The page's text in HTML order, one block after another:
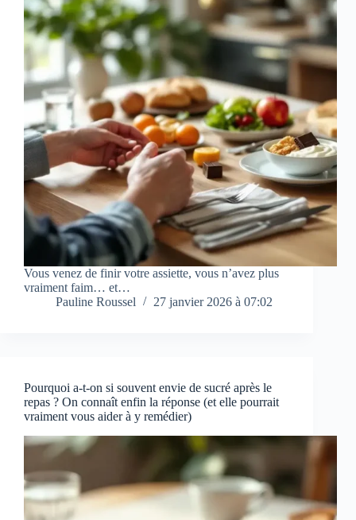
Vous venez de finir votre assiette, vous n’avez plus
vraiment faim… et…
Pauline Roussel
27 janvier 2026 à 07:02
Pourquoi a-t-on si souvent envie de sucré après le
repas ? On connaît enfin la réponse (et elle pourrait
vraiment vous aider à y remédier)